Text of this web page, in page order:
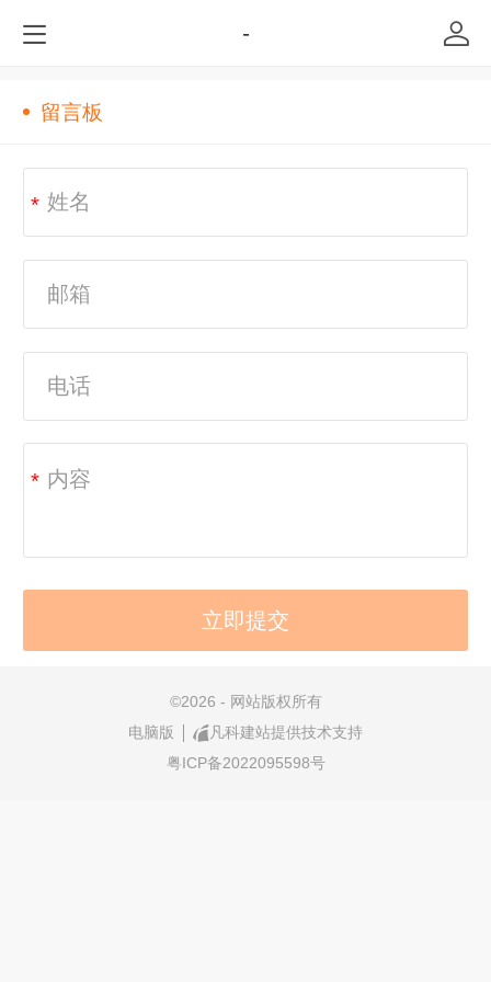
-
留言板
*
*
©2026 - 网站版权所有
电脑版
凡科建站提供技术支持
粤ICP备2022095598号